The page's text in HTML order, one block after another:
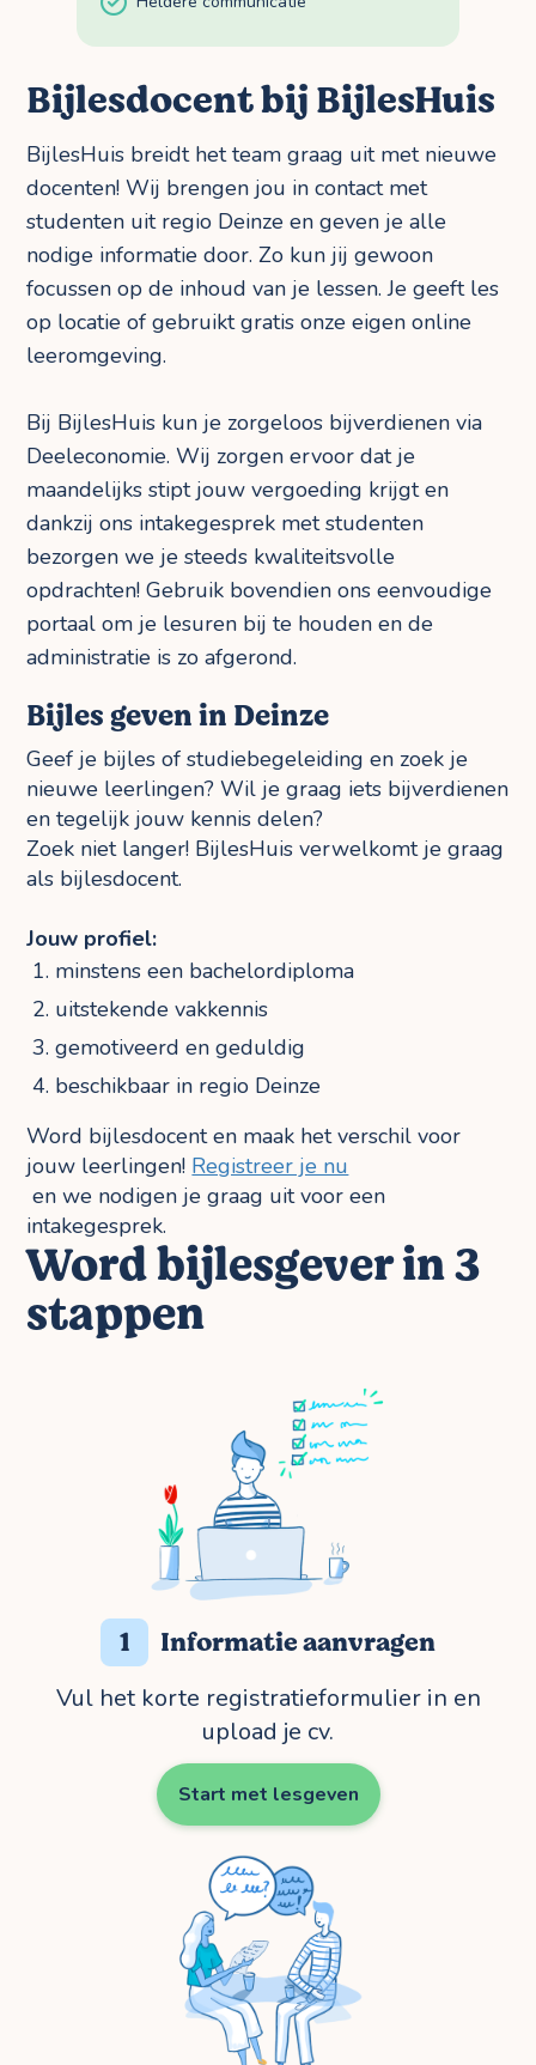
Bijlesdocent bij BijlesHuis
BijlesHuis breidt het team graag uit met nieuwe
docenten! Wij brengen jou in contact met
studenten uit regio Deinze en geven je alle
nodige informatie door. Zo kun jij gewoon
focussen op de inhoud van je lessen. Je geeft les
op locatie of gebruikt gratis onze eigen online
leeromgeving.
Bij BijlesHuis kun je zorgeloos bijverdienen via
Deeleconomie. Wij zorgen ervoor dat je
maandelijks stipt jouw vergoeding krijgt en
dankzij ons intakegesprek met studenten
bezorgen we je steeds kwaliteitsvolle
opdrachten! Gebruik bovendien ons eenvoudige
portaal om je lesuren bij te houden en de
administratie is zo afgerond.
Bijles geven in Deinze
Geef je bijles of studiebegeleiding en zoek je
nieuwe leerlingen? Wil je graag iets bijverdienen
en tegelijk jouw kennis delen?
Zoek niet langer! BijlesHuis verwelkomt je graag
als bijlesdocent.
Jouw profiel:
minstens een bachelordiploma
uitstekende vakkennis
gemotiveerd en geduldig
beschikbaar in regio Deinze
Word bijlesdocent en maak het verschil voor
jouw leerlingen! Registreer je nu
en we nodigen je graag uit voor een
intakegesprek.
Word bijlesgever in 3
stappen
1 Informatie aanvragen
Vul het korte registratieformulier in en
upload je cv.
Start met lesgeven